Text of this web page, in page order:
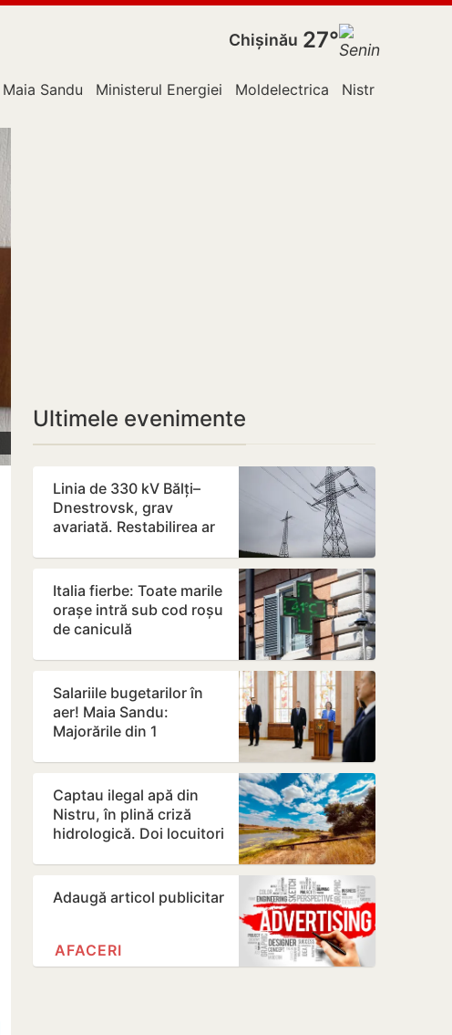
Chișinău 27°
Maia Sandu Ministerul Energiei Moldelectrica Nistru
Ultimele evenimente
Linia de 330 kV Bălți–
Dnestrovsk, grav
avariată. Restabilirea ar
Italia fierbe: Toate marile
orașe intră sub cod roșu
de caniculă
Salariile bugetarilor în
aer! Maia Sandu:
Majorările din 1
amânate
Captau ilegal apă din
Nistru, în plină criză
hidrologică. Doi locuitori
Adaugă articol publicitar
AFACERI